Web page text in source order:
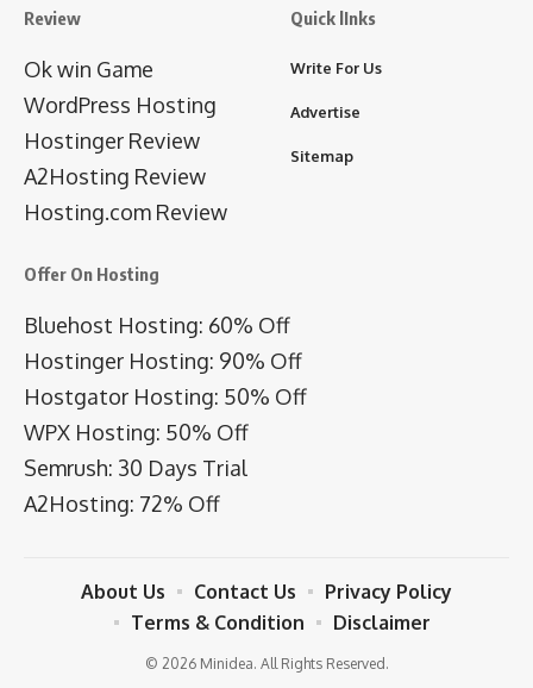
Review
Ok win Game
WordPress Hosting
Hostinger Review
A2Hosting Review
Hosting.com Review
Quick lInks
Write For Us
Advertise
Sitemap
Offer On Hosting
Bluehost Hosting: 60% Off
Hostinger Hosting: 90% Off
Hostgator Hosting: 50% Off
WPX Hosting: 50% Off
Semrush: 30 Days Trial
A2Hosting: 72% Off
© 2026 Minidea. All Rights Reserved.
About Us Contact Us
Privacy Policy
Terms & Condition
Disclaimer